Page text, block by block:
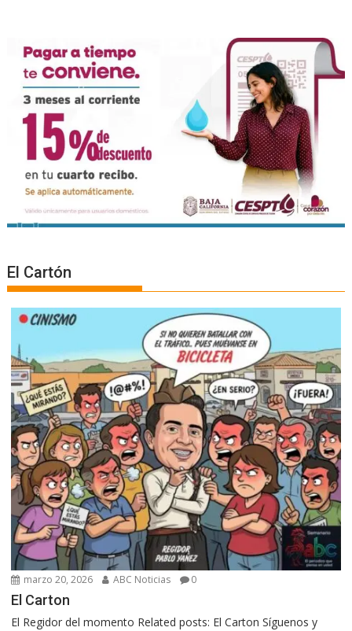
El Cartón
marzo 20, 2026 ABC Noticias 0
El Carton
El Regidor del momento Related posts: El Carton Síguenos y